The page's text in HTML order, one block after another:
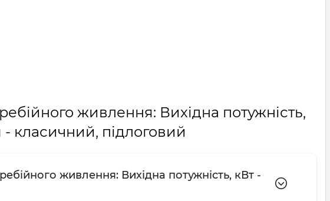
живлення: Вихідна потужність,
класичний, підлоговий
живлення: Вихідна потужність, кВт -